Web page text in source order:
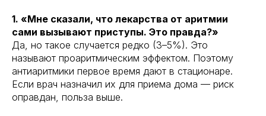
1. «Мне сказали, что лекарства от аритмии
сами вызывают приступы. Это правда?»
Да, но такое случается редко (3–5%). Это
называют проаритмическим эффектом. Поэтому
антиаритмики первое время дают в стационаре.
Если врач назначил их для приема дома — риск
оправдан, польза выше.